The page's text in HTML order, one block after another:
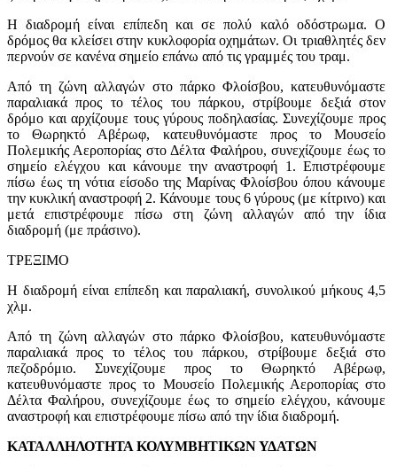
Η διαδρομή είναι επίπεδη και σε πολύ καλό οδόστρωμα. Ο
δρόμος θα κλείσει στην κυκλοφορία οχημάτων. Οι τριαθλητές δεν
περνούν σε κανένα σημείο επάνω από τις γραμμές του τραμ.
Από τη ζώνη αλλαγών στο πάρκο Φλοίσβου, κατευθυνόμαστε
παραλιακά προς το τέλος του πάρκου, στρίβουμε δεξιά στον
δρόμο και αρχίζουμε τους γύρους ποδηλασίας. Συνεχίζουμε προς
το Θωρηκτό Αβέρωφ, κατευθυνόμαστε προς το Μουσείο
Πολεμικής Αεροπορίας στο Δέλτα Φαλήρου, συνεχίζουμε έως το
σημείο ελέγχου και κάνουμε την αναστροφή 1. Επιστρέφουμε
πίσω έως τη νότια είσοδο της Μαρίνας Φλοίσβου όπου κάνουμε
την κυκλική αναστροφή 2. Κάνουμε τους 6 γύρους (με κίτρινο) και
μετά επιστρέφουμε πίσω στη ζώνη αλλαγών από την ίδια
διαδρομή (με πράσινο).
ΤΡΕΞΙΜΟ
Η διαδρομή είναι επίπεδη και παραλιακή, συνολικού μήκους 4,5
χλμ.
Από τη ζώνη αλλαγών στο πάρκο Φλοίσβου, κατευθυνόμαστε
παραλιακά προς το τέλος του πάρκου, στρίβουμε δεξιά στο
πεζοδρόμιο. Συνεχίζουμε προς το Θωρηκτό Αβέρωφ,
κατευθυνόμαστε προς το Μουσείο Πολεμικής Αεροπορίας στο
Δέλτα Φαλήρου, συνεχίζουμε έως το σημείο ελέγχου, κάνουμε
αναστροφή και επιστρέφουμε πίσω από την ίδια διαδρομή.
ΚΑΤΑΛΛΗΛΟΤΗΤΑ ΚΟΛΥΜΒΗΤΙΚΩΝ ΥΔΑΤΩΝ